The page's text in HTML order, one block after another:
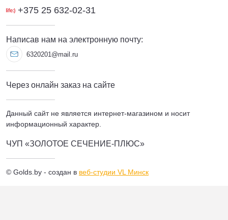
+375 25 632-02-31
Написав нам на электронную почту:
6320201@mail.ru
Через онлайн заказ на сайте
Данный сайт не является интернет-магазином и носит
информационный характер.
ЧУП «ЗОЛОТОЕ СЕЧЕНИЕ-ПЛЮС»
© Golds.by - создан в веб-студии VL Минск